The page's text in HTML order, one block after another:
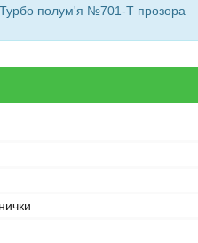
полум'я №701-Т прозора